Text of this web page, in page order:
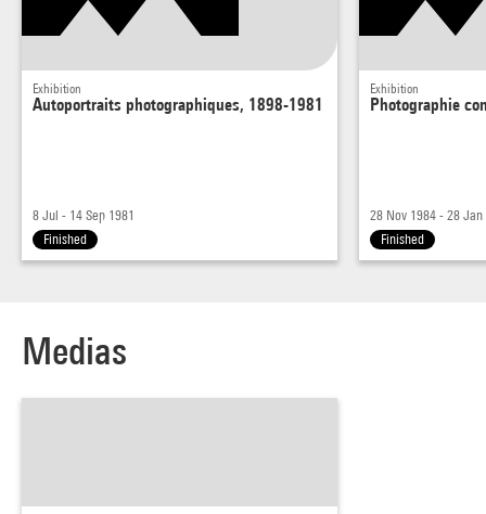
Exhibition
Autoportraits photographiques, 1898-1981
8 Jul - 14 Sep 1981
Finished
Exhibition
Photographie
28 Nov 1984 - 28 Jan
Finished
Medias